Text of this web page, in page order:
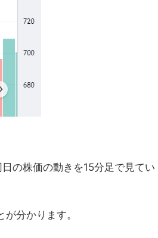
の株価の動きを15分足で見てい
分かります。